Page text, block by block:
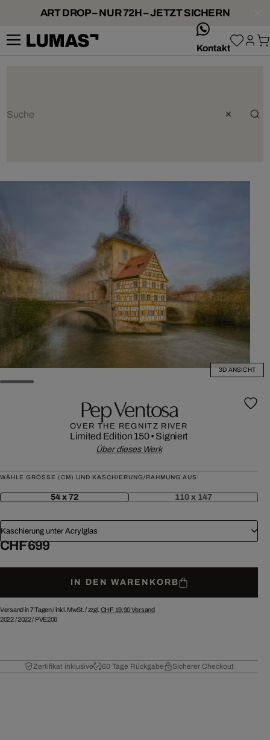
ART DROP – NUR 72H – JETZT SICHERN
Kontakt
3D ANSICHT
Pep Ventosa
OVER THE REGNITZ RIVER
Limited Edition 150• Signiert
Über dieses Werk
WÄHLE GRÖSSE (CM) UND KASCHIERUNG/RAHMUNG AUS:
54 x 72 110 x 147
Kaschierung unter Acrylglas
CHF 699
IN DEN WARENKORB
Versand in 7 Tagen /inkl. MwSt. / zzgl. CHF 19,90Versand
2022/2022/ PVE206
Zertifikat inklusive 60 Tage Rückgabe Sicherer Checkout